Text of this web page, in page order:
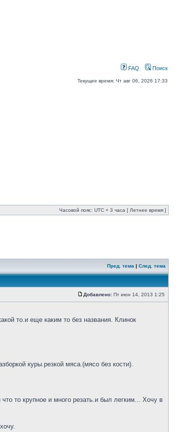
FAQ Поиск
Текущее время: Чт авг 06, 2026 17:33
Часовой пояс: UTC + 3 часа [ Летнее время ]
Пред. тема | След. тема
Добавлено: Пт июн 14, 2013 1:25
то.и еще каким то без названия. Клинок
куры.резкой мяса.(мясо без кости).
то крупное и много резать.и был легким... Хочу в